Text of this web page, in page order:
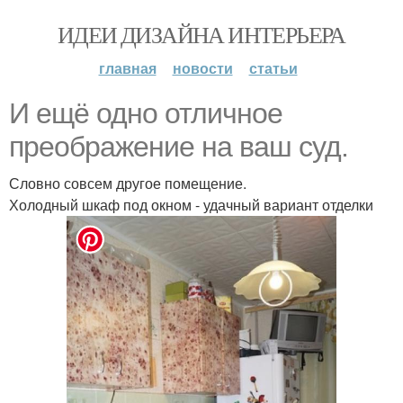
ИДЕИ ДИЗАЙНА ИНТЕРЬЕРА
главная новости статьи
И ещё одно отличное
преображение на ваш суд.
Словно совсем другое помещение.
Холодный шкаф под окном - удачный вариант отделки